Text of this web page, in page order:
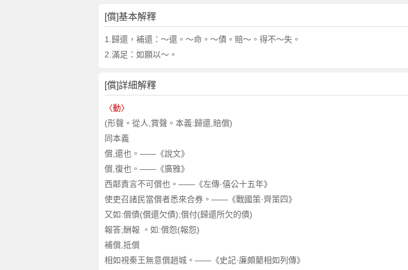
[償]基本解釋
1.歸還，補還 ：～還。～命。～債。賠～。得不～失。
2.滿足 ：如願以～。
[償]詳細解釋
〈動〉
(形聲。從人,賞聲。本義:歸還,賠償)
同本義
償,還也。——《說文》
償,復也。——《廣雅》
西鄰責言不可償也。——《左傳·僖公十五年》
使吏召諸民當償者悉來合券。——《戰國策·齊策四》
又如:償債(償還欠債);償付(歸還所欠的債)
報答;酬報 。如:償怨(報怨)
補償,抵償
相如視秦王無意償趙城。——《史記·廉頗藺相如列傳》